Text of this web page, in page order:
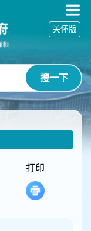
搜一下
关怀版
打印